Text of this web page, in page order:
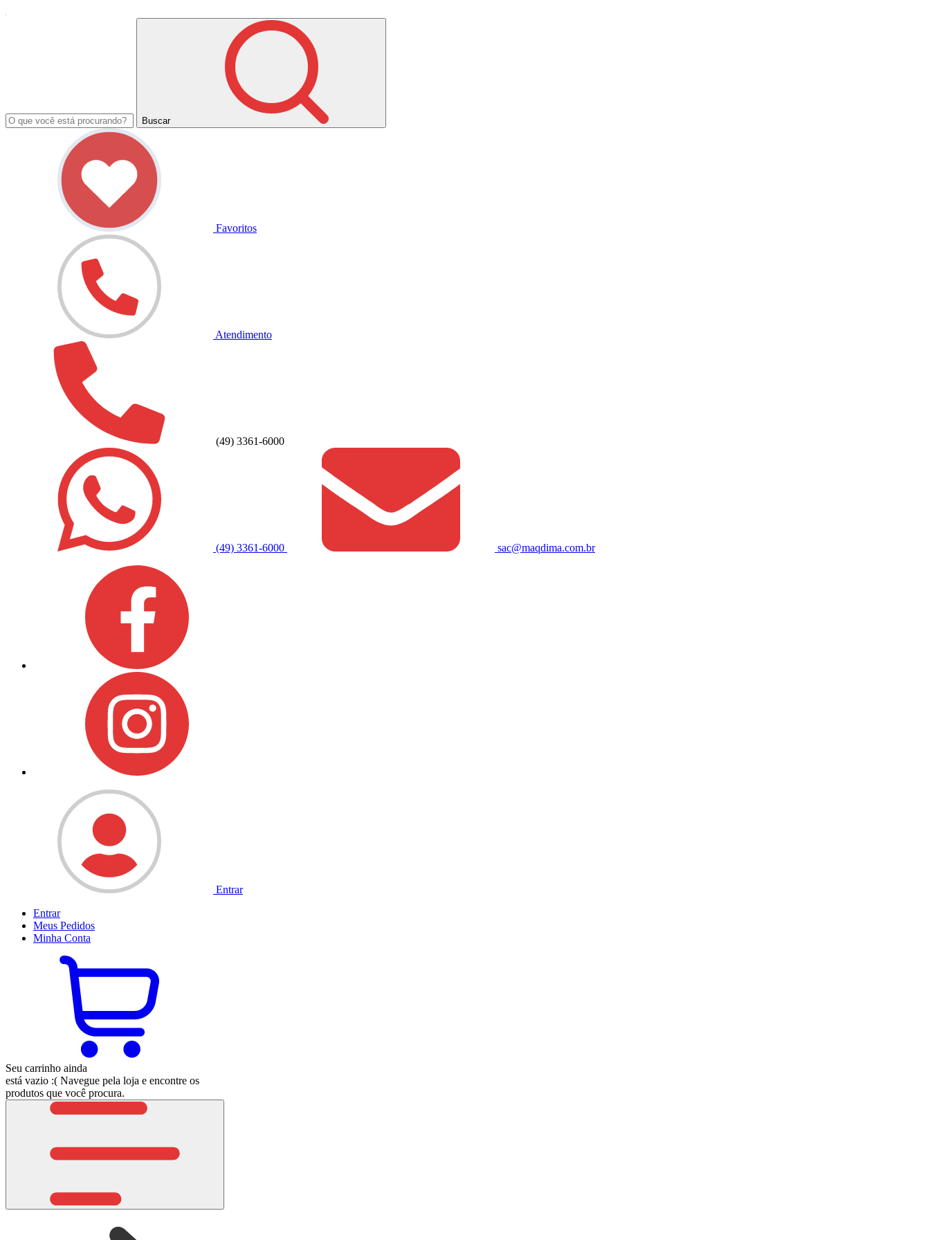
Buscar
Favoritos
Atendimento
(49) 3361-6000
(49) 3361-6000 sac@maqdima.com.br
Entrar
Entrar
Meus Pedidos
Minha Conta
Seu carrinho ainda
está vazio :( Navegue pela loja e encontre os
produtos que você procura.